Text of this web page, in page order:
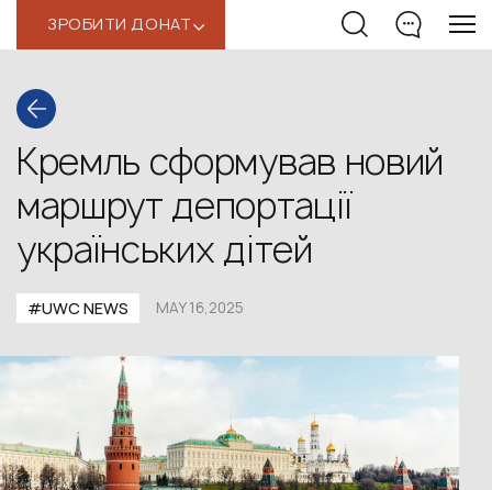
ЗРОБИТИ ДОНАТ‹
Кремль сформував новий
маршрут депортації
українських дітей
#UWС NEWS MAY 16,2025